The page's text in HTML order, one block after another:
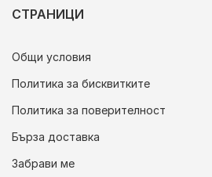
СТРАНИЦИ
Общи условия
Политика за бисквитките
Политика за поверителност
Бърза доставка
Забрави ме